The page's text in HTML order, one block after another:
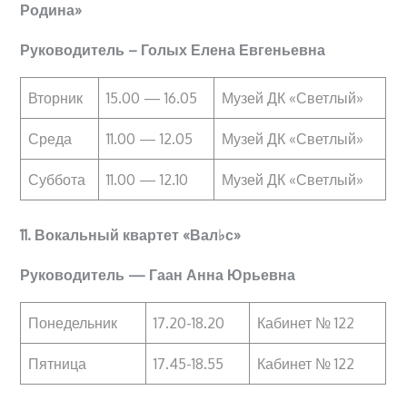
Родина»
Руководитель – Голых Елена Евгеньевна
Вторник 15.00 — 16.05 Музей ДК «Светлый»
Среда 11.00 — 12.05 Музей ДК «Светлый»
Суббота 11.00 — 12.10 Музей ДК «Светлый»
11. Вокальный квартет «Вал♭с»
Руководитель — Гаан Анна Юрьевна
Понедельник 17.20-18.20 Кабинет № 122
Пятница 17.45-18.55 Кабинет № 122